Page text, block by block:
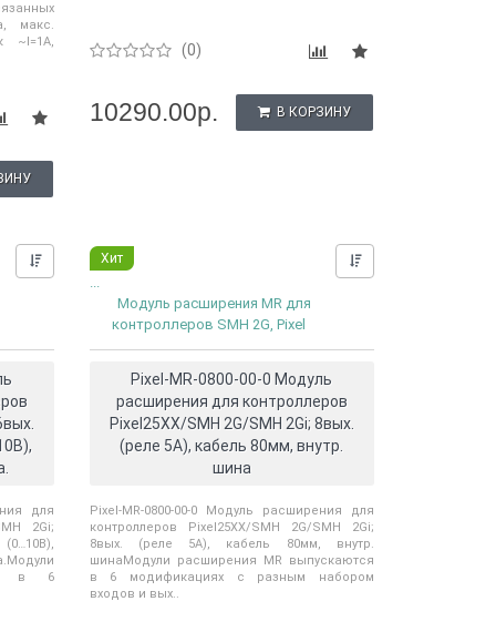
макс.
~I=1A,
(0)
10290.00р. В КОРЗИНУ
Нашли дешевле?
для
2Gi;
в 6
Хит
...
Модуль расширения MR для
контроллеров SMH 2G, Pixel
Pixel-MR-0800-00-0 Модуль
расширения для контроллеров
Pixel25XX/SMH 2G/SMH 2Gi; 8вых.
(реле 5А), кабель 80мм, внутр.
шина
Pixel-MR-0800-00-0 Модуль расширения для
контроллеров Pixel25XX/SMH 2G/SMH 2Gi;
8вых. (реле 5А), кабель 80мм, внутр.
шинаМодули расширения MR выпускаются
в 6 модификациях с разным набором
входов и вых..